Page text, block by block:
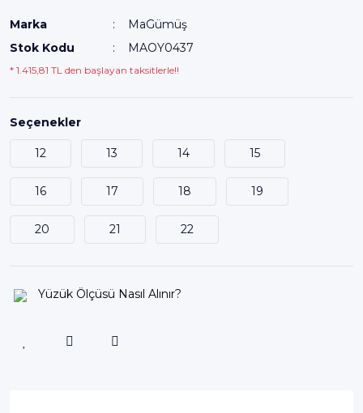
Marka
MaGümüş
Stok Kodu
MAOY0437
* 1.415,81 TL den başlayan taksitlerle!!
Seçenekler
12 13 14 15
16 17 18 19
20 21 22
Yüzük Ölçüsü Nasıl Alınır?